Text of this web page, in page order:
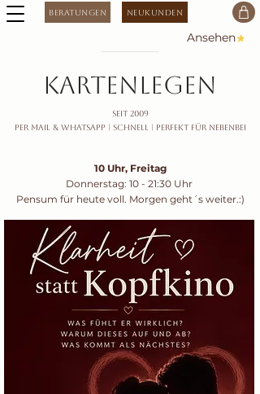
Beratungen Neukunden
Ansehen
kartenlegen
seit 2009
Per Mail & Whatsapp | Schnell | Perfekt für nebenbei
10 Uhr, Freitag
Donnerstag: 10 - 21:30 Uhr
Pensum für heute voll. Morgen geht´s weiter.:)